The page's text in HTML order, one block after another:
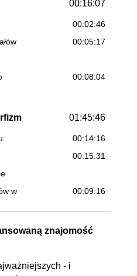
00:16:07
00:02:46
00:05:17
00:08:04
01:45:46
00:14:16
00:15:31
w
00:09:16
i
00:16:37
znajomość
- i